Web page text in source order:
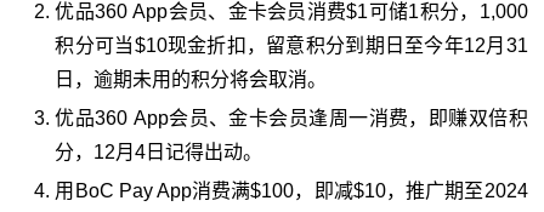
优品360 App会员、金卡会员消费$1可储1积分，1,000
积分可当$10现金折扣，留意积分到期日至今年12月31
日，逾期未用的积分将会取消。
优品360 App会员、金卡会员逢周一消费，即赚双倍积
分，12月4日记得出动。
用BoC Pay App消费满$100，即减$10，推广期至2024